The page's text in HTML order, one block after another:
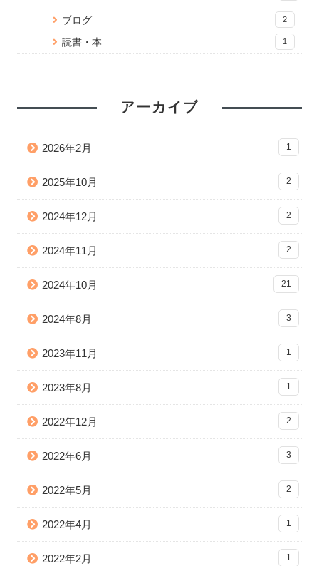
ブログ 2
読書・本 1
アーカイブ
2026年2月 1
2025年10月 2
2024年12月 2
2024年11月 2
2024年10月 21
2024年8月 3
2023年11月 1
2023年8月 1
2022年12月 2
2022年6月 3
2022年5月 2
2022年4月 1
2022年2月 1